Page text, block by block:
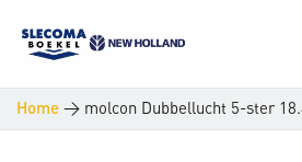
Home > molcon Dubbellucht 5-ster